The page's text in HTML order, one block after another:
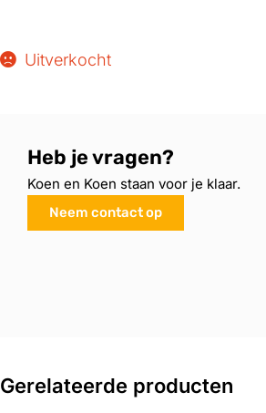
Uitverkocht
Heb je vragen?
Koen en Koen staan voor je klaar.
Neem contact op
Gerelateerde producten